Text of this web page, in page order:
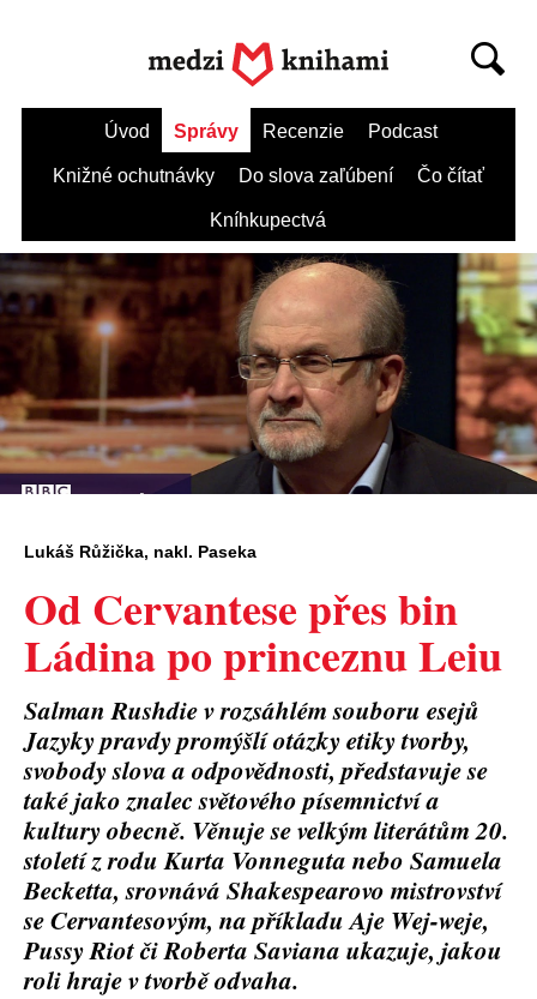
Úvod Správy Recenzie Podcast
Knižné ochutnávky Do slova zaľúbení Čo čítať
Kníhkupectvá
Lukáš Růžička, nakl. Paseka
Od Cervantese přes bin
Ládina po princeznu Leiu
Salman Rushdie v rozsáhlém souboru esejů
Jazyky pravdy promýšlí otázky etiky tvorby,
svobody slova a odpovědnosti, představuje se
také jako znalec světového písemnictví a
kultury obecně. Věnuje se velkým literátům 20.
století z rodu Kurta Vonneguta nebo Samuela
Becketta, srovnává Shakespearovo mistrovství
se Cervantesovým, na příkladu Aje Wej-weje,
Pussy Riot či Roberta Saviana ukazuje, jakou
roli hraje v tvorbě odvaha.